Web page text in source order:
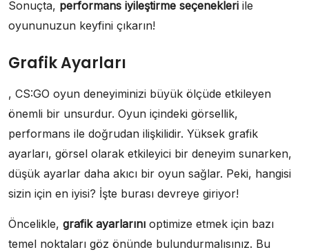
Sonuçta, performans iyileştirme seçenekleri ile
oyununuzun keyfini çıkarın!
Grafik Ayarları
, CS:GO oyun deneyiminizi büyük ölçüde etkileyen
önemli bir unsurdur. Oyun içindeki görsellik,
performans ile doğrudan ilişkilidir. Yüksek grafik
ayarları, görsel olarak etkileyici bir deneyim sunarken,
düşük ayarlar daha akıcı bir oyun sağlar. Peki, hangisi
sizin için en iyisi? İşte burası devreye giriyor!
Öncelikle, grafik ayarlarını optimize etmek için bazı
temel noktaları göz önünde bulundurmalısınız. Bu